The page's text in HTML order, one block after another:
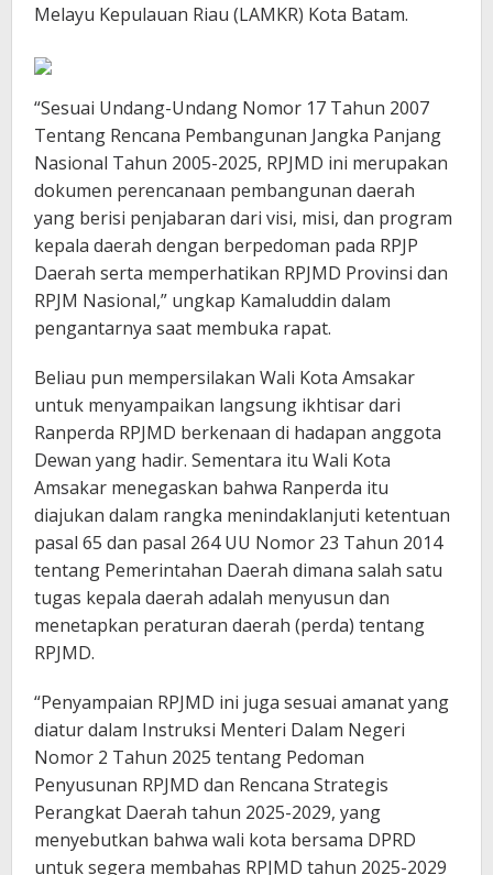
Melayu Kepulauan Riau (LAMKR) Kota Batam.
“Sesuai Undang-Undang Nomor 17 Tahun 2007
Tentang Rencana Pembangunan Jangka Panjang
Nasional Tahun 2005-2025, RPJMD ini merupakan
dokumen perencanaan pembangunan daerah
yang berisi penjabaran dari visi, misi, dan program
kepala daerah dengan berpedoman pada RPJP
Daerah serta memperhatikan RPJMD Provinsi dan
RPJM Nasional,” ungkap Kamaluddin dalam
pengantarnya saat membuka rapat.
Beliau pun mempersilakan Wali Kota Amsakar
untuk menyampaikan langsung ikhtisar dari
Ranperda RPJMD berkenaan di hadapan anggota
Dewan yang hadir. Sementara itu Wali Kota
Amsakar menegaskan bahwa Ranperda itu
diajukan dalam rangka menindaklanjuti ketentuan
pasal 65 dan pasal 264 UU Nomor 23 Tahun 2014
tentang Pemerintahan Daerah dimana salah satu
tugas kepala daerah adalah menyusun dan
menetapkan peraturan daerah (perda) tentang
RPJMD.
“Penyampaian RPJMD ini juga sesuai amanat yang
diatur dalam Instruksi Menteri Dalam Negeri
Nomor 2 Tahun 2025 tentang Pedoman
Penyusunan RPJMD dan Rencana Strategis
Perangkat Daerah tahun 2025-2029, yang
menyebutkan bahwa wali kota bersama DPRD
untuk segera membahas RPJMD tahun 2025-2029